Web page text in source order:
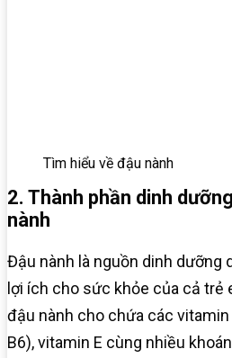
Tìm hiểu về đậu nành
2. Thành phần dinh
nành
Đậu nành là nguồn dinh dưỡng
lợi ích cho sức khỏe của cả trẻ
đậu nành cho chứa các vitamin
B6), vitamin E cùng nhiều